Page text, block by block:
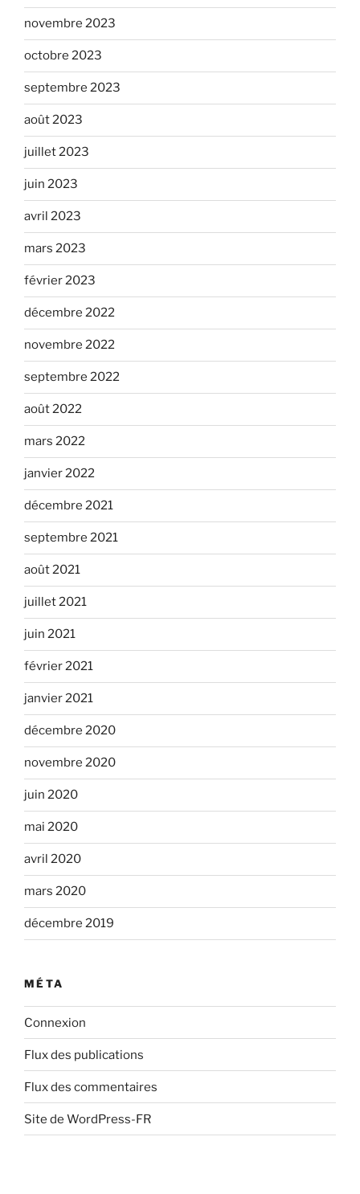
novembre 2023
octobre 2023
septembre 2023
août 2023
juillet 2023
juin 2023
avril 2023
mars 2023
février 2023
décembre 2022
novembre 2022
septembre 2022
août 2022
mars 2022
janvier 2022
décembre 2021
septembre 2021
août 2021
juillet 2021
juin 2021
février 2021
janvier 2021
décembre 2020
novembre 2020
juin 2020
mai 2020
avril 2020
mars 2020
décembre 2019
MÉTA
Connexion
Flux des publications
Flux des commentaires
Site de WordPress-FR